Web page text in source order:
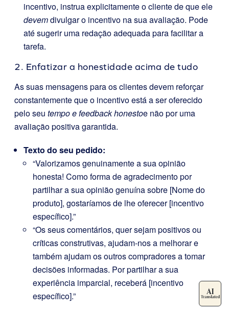
incentivo, instrua explicitamente o cliente de que ele
devemdivulgar o incentivo na sua avaliação. Pode
até sugerir uma redação adequada para facilitar a
tarefa.
2. Enfatizar a honestidade acima de tudo
As suas mensagens para os clientes devem reforçar
constantemente que o incentivo está a ser oferecido
pelo seu tempo e feedback honestoe não por uma
avaliação positiva garantida.
Texto do seu pedido:
“Valorizamos genuinamente a sua opinião
honesta! Como forma de agradecimento por
partilhar a sua opinião genuína sobre [Nome do
produto], gostaríamos de lhe oferecer [incentivo
específico].”
“Os seus comentários, quer sejam positivos ou
críticas construtivas, ajudam-nos a melhorar e
também ajudam os outros compradores a tomar
decisões informadas. Por partilhar a sua
experiência imparcial, receberá [incentivo
específico].”